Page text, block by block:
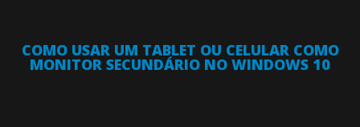
COMO USAR UM TABLET OU CELULAR COMO
MONITOR SECUNDÁRIO NO WINDOWS 10